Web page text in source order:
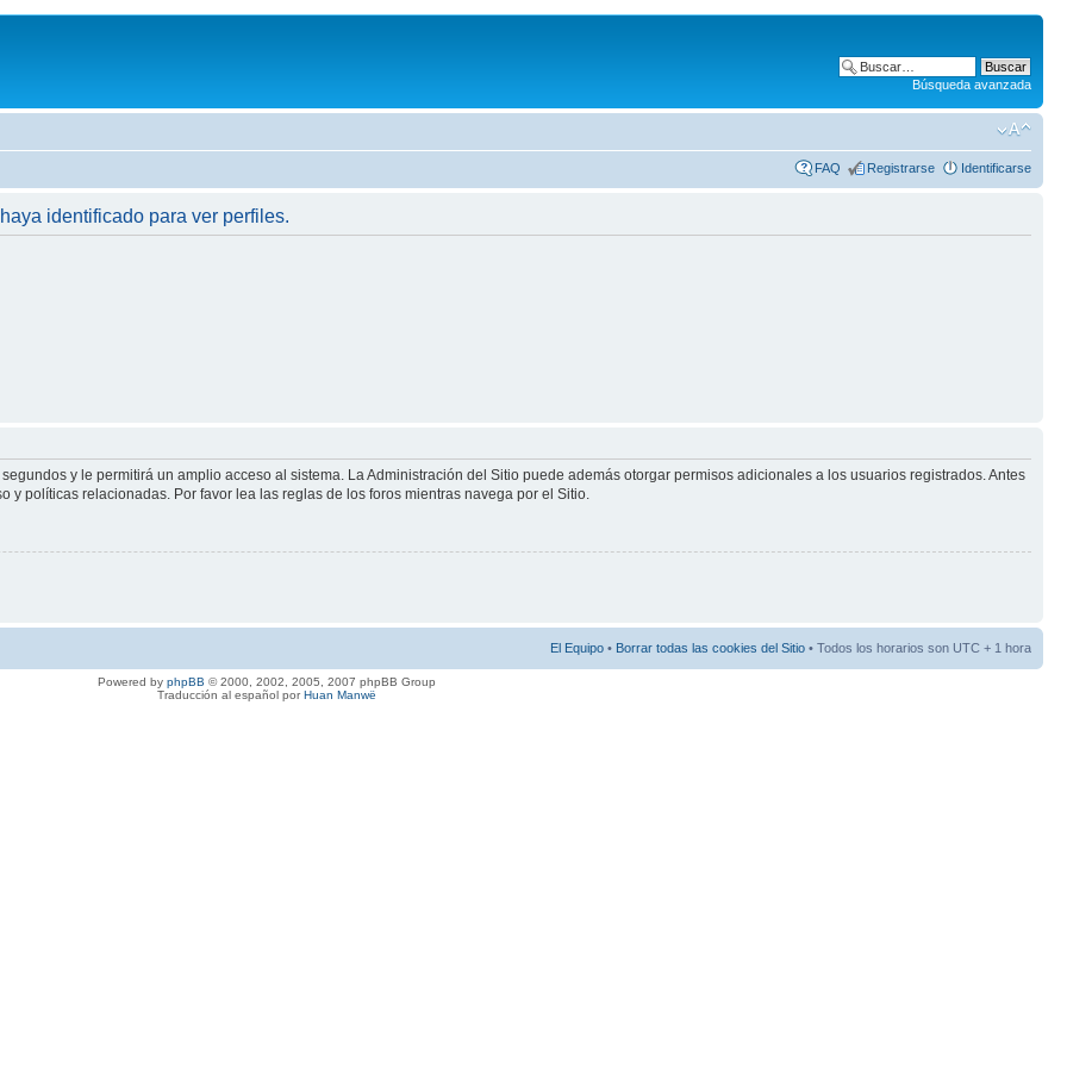
Búsqueda avanzada
FAQ Registrarse Identificarse
identificado para ver perfiles.
y le permitirá un amplio acceso al sistema. La Administración del Sitio puede además otorgar permisos adicionales a los usuarios registrados. Antes
políticas relacionadas. Por favor lea las reglas de los foros mientras navega por el Sitio.
El Equipo • Borrar todas las cookies del Sitio • Todos los horarios son UTC + 1 hora
Powered by phpBB © 2000, 2002, 2005, 2007 phpBB Group
Traducción al español porHuan Manwë